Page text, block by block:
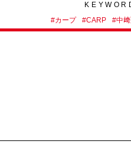
#カープ #CARP #中